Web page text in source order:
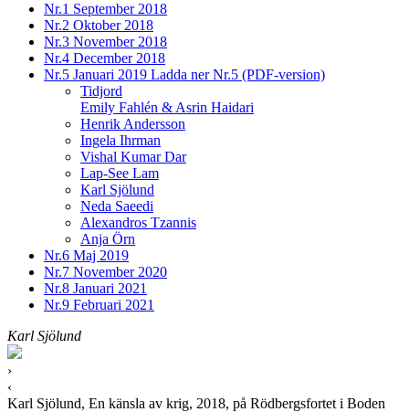
Nr.1 September 2018
Nr.2 Oktober 2018
Nr.3 November 2018
Nr.4 December 2018
Nr.5 Januari 2019 Ladda ner Nr.5 (PDF-version)
Tidjord
Emily Fahlén & Asrin Haidari
Henrik Andersson
Ingela Ihrman
Vishal Kumar Dar
Lap-See Lam
Karl Sjölund
Neda Saeedi
Alexandros Tzannis
Anja Örn
Nr.6 Maj 2019
Nr.7 November 2020
Nr.8 Januari 2021
Nr.9 Februari 2021
Karl Sjölund
›
‹
Karl Sjölund, En känsla av krig, 2018, på Rödbergsfortet i Boden